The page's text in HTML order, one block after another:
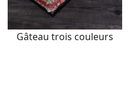
Gâteau trois couleurs